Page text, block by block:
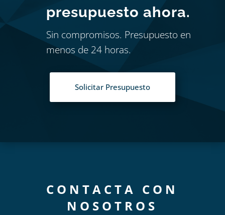
presupuesto ahora.
Sin compromisos. Presupuesto en
menos de 24 horas.
Solicitar Presupuesto
CONTACTA CON
NOSOTROS